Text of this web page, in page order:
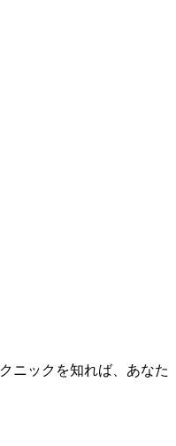
ニックを知れば、あなた